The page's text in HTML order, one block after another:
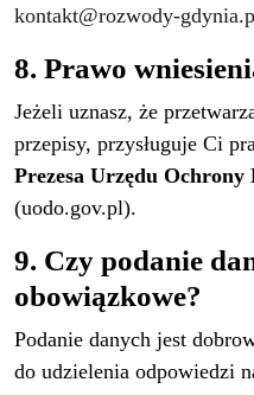
kontakt@rozwody-
8. Prawo
Jeżeli uznasz, że
przepisy, przysługuje Ci
Prezesa Urzędu Ochrony
(uodo.gov.pl).
9. Czy podanie
obowiązkowe?
Podanie danych jest
do udzielenia odpowiedzi